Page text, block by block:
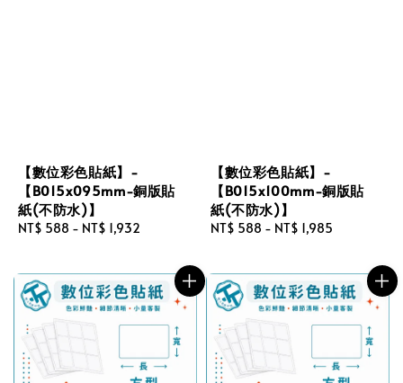
【數位彩色貼紙】-
【B015x095mm-銅版貼
紙(不防水)】
Regular
NT$ 588 - NT$ 1,932
【數位彩色貼紙】-
【B015x100mm-銅版貼
紙(不防水)】
Regular
NT$ 588 - NT$ 1,985